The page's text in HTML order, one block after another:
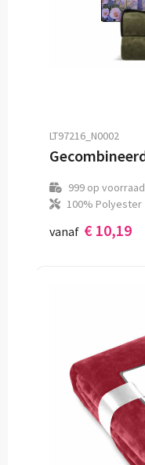
LT97216_N0002
999op voorraad
100% Polyester
vanaf € 10,19